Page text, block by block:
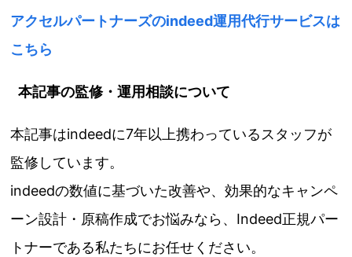
アクセルパートナーズのindeed運用代行サービスは
こちら
本記事の監修・運用相談について
本記事はindeedに7年以上携わっているスタッフが
監修しています。
indeedの数値に基づいた改善や、効果的なキャンペ
ーン設計・原稿作成でお悩みなら、Indeed正規パー
トナーである私たちにお任せください。